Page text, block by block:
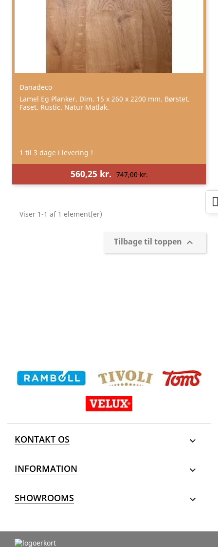
Danadeco
Lamel Eg Planker. Dim. 15 x 260 x 2200 mm. Børstet.
Faset. Rustic. Natur Matlak.
1 til 3 dage i levering !
560,25 kr. 747,00 kr.
Viser 1-1 af 1 element(er)
Tilbage til toppen 
KONTAKT OS 
INFORMATION 
SHOWROOMS 